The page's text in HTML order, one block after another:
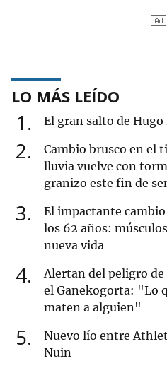
LO MÁS LEÍDO
1 El gran salto de Hugo
2
Cambio brusco en el
lluvia vuelve con
granizo este fin de
3
El impactante cambio
los 62 años:
nueva vida
4
Alertan del peligro
el Ganekogorta: "Lo
maten a alguien"
5
Nuevo lío entre
Nuin